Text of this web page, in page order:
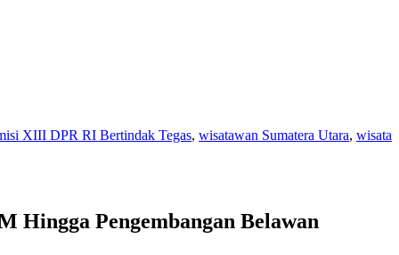
XIII DPR RI Bertindak Tegas, wisatawan Sumatera Utara, wisata
Hingga Pengembangan Belawan